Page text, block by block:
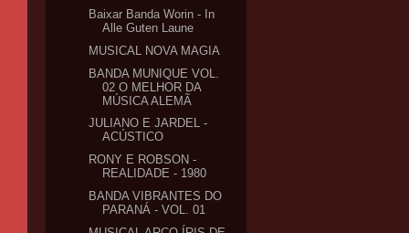
Baixar Banda Worin - In
Alle Guten Laune
MUSICAL NOVA MAGIA
BANDA MUNIQUE VOL.
02 O MELHOR DA
MÚSICA ALEMÃ
JULIANO E JARDEL -
ACÚSTICO
RONY E ROBSON -
REALIDADE - 1980
BANDA VIBRANTES DO
PARANÁ - VOL. 01